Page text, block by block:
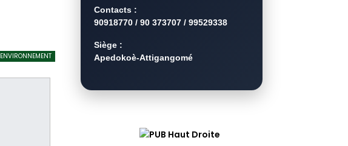
ENVIRONNEMENT
Contacts :
90918770 / 90 373707 / 99529338
Siège :
Apedokoè-Attigangomé